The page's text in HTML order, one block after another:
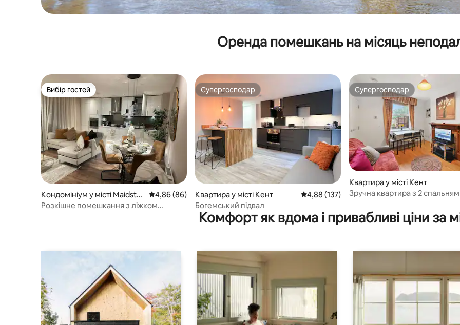
Оренда помешкань на місяць
Вибір гостей
Вибір гостей
Кондомініум у місті Maidsto
ne
Середня оцінка: 4,86 з 5, відгуки: 86
4,86 (86)
Розкішне помешкання з ліжком
Супергосподар
Супергосподар
Квартира у місті Кент Середня оцінка: 4,88 з 5, відгуки: 137
4,88 (137)
Богемський підвал
Супергосподар
Супергосподар
Квартира у місті Кент
Зручна квартира з 2
Комфорт як вдома і привабливі ціни за